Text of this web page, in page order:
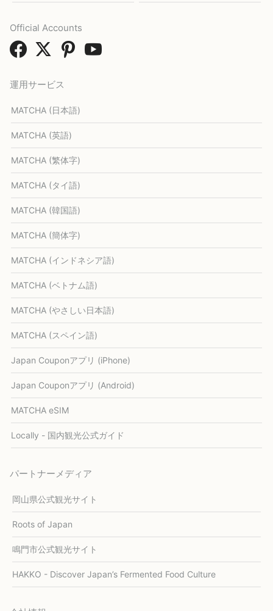
運用サービス
MATCHA (日本語)
MATCHA (英語)
MATCHA (繁体字)
MATCHA (タイ語)
MATCHA (韓国語)
MATCHA (簡体字)
MATCHA (インドネシア語)
MATCHA (ベトナム語)
MATCHA (やさしい日本語)
MATCHA (スペイン語)
Japan Couponアプリ (iPhone)
Japan Couponアプリ (Android)
MATCHA eSIM
Locally - 国内観光公式ガイド
パートナーメディア
岡山県公式観光サイト
Roots of Japan
鳴門市公式観光サイト
HAKKO - Discover Japan’s Fermented Food Culture
Official Accounts